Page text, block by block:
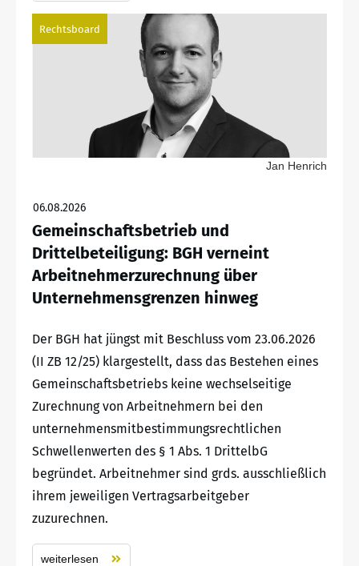
Rechtsboard
Jan Henrich
06.08.2026
Gemeinschaftsbetrieb und
Drittelbeteiligung: BGH verneint
Arbeitnehmerzurechnung über
Unternehmensgrenzen hinweg
Der BGH hat jüngst mit Beschluss vom 23.06.2026
(II ZB 12/25) klargestellt, dass das Bestehen eines
Gemeinschaftsbetriebs keine wechselseitige
Zurechnung von Arbeitnehmern bei den
unternehmensmitbestimmungsrechtlichen
Schwellenwerten des § 1 Abs. 1 DrittelbG
begründet. Arbeitnehmer sind grds. ausschließlich
ihrem jeweiligen Vertragsarbeitgeber
zuzurechnen.
weiterlesen